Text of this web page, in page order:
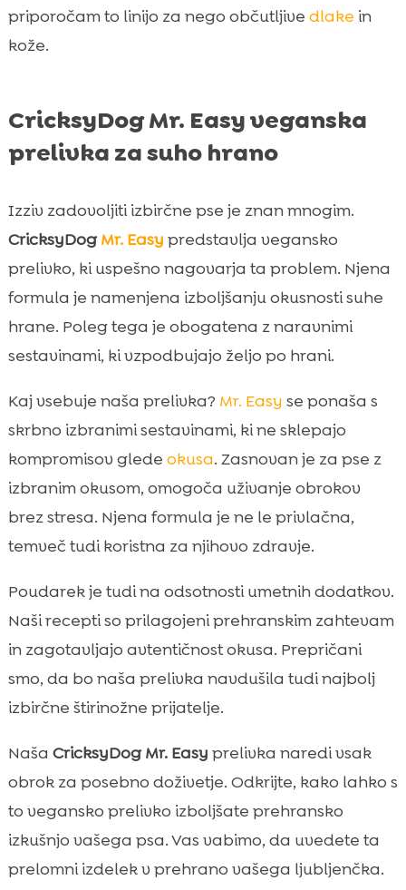
priporočam to linijo za nego občutljive dlake in
kože.
CricksyDog Mr. Easy veganska
prelivka za suho hrano
Izziv zadovoljiti izbirčne pse je znan mnogim.
CricksyDogMr. Easy predstavlja vegansko
prelivko, ki uspešno nagovarja ta problem. Njena
formula je namenjena izboljšanju okusnosti suhe
hrane. Poleg tega je obogatena z naravnimi
sestavinami, ki vzpodbujajo željo po hrani.
Kaj vsebuje naša prelivka? Mr. Easy se ponaša s
skrbno izbranimi sestavinami, ki ne sklepajo
kompromisov glede okusa. Zasnovan je za pse z
izbranim okusom, omogoča uživanje obrokov
brez stresa. Njena formula je ne le privlačna,
temveč tudi koristna za njihovo zdravje.
Poudarek je tudi na odsotnosti umetnih dodatkov.
Naši recepti so prilagojeni prehranskim zahtevam
in zagotavljajo avtentičnost okusa. Prepričani
smo, da bo naša prelivka navdušila tudi najbolj
izbirčne štirinožne prijatelje.
Naša CricksyDog Mr. Easy prelivka naredi vsak
obrok za posebno doživetje. Odkrijte, kako lahko s
to vegansko prelivko izboljšate prehransko
izkušnjo vašega psa. Vas vabimo, da uvedete ta
prelomni izdelek v prehrano vašega ljubljenčka.